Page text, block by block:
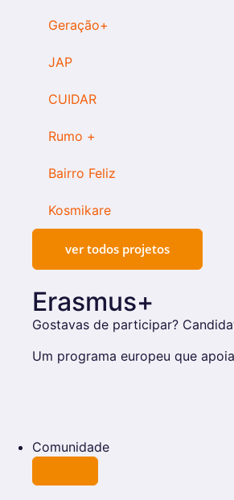
Geração+
JAP
CUIDAR
Rumo +
Bairro Feliz
Kosmikare
ver todos projetos
Erasmus+
Gostavas de participar?
Um programa europeu que
Comunidade